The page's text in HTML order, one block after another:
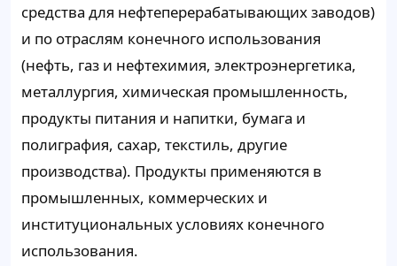
средства для нефтеперерабатывающих заводов)
и по отраслям конечного использования
(нефть, газ и нефтехимия, электроэнергетика,
металлургия, химическая промышленность,
продукты питания и напитки, бумага и
полиграфия, сахар, текстиль, другие
производства). Продукты применяются в
промышленных, коммерческих и
институциональных условиях конечного
использования.